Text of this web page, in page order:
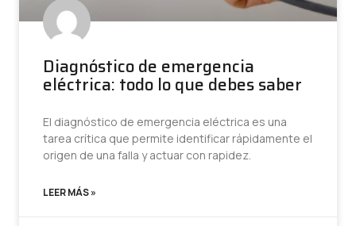
Diagnóstico de emergencia
eléctrica: todo lo que debes saber
El diagnóstico de emergencia eléctrica es una
tarea crítica que permite identificar rápidamente el
origen de una falla y actuar con rapidez.
LEER MÁS »